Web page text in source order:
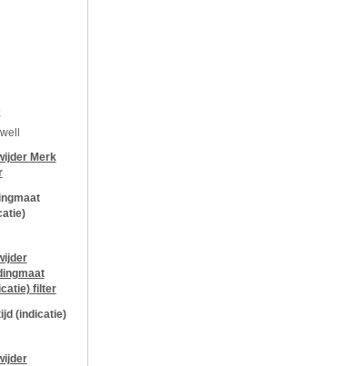
Merk
filter
(indicatie)